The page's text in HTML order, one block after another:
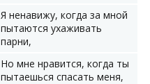
Я ненавижу, когда за мной
пытаются ухаживать
парни,
Но мне нравится, когда ты
пытаешься спасать меня,